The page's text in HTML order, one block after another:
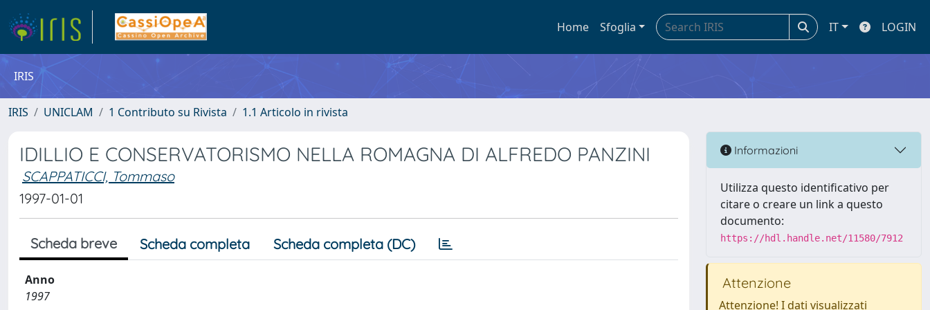
Home Sfoglia IT LOGIN
IRIS
IRIS UNICLAM 1 Contributo su Rivista 1.1 Articolo in rivista
IDILLIO E CONSERVATORISMO NELLA ROMAGNA DI ALFREDO PANZINI
SCAPPATICCI, Tommaso
1997-01-01
Scheda breve Scheda completa Scheda completa (DC)
Anno
1997
Informazioni
Utilizza questo identificativo per
citare o creare un link a questo
documento:
https://hdl.handle.net/11580/7912
Attenzione
Attenzione! I dati visualizzati